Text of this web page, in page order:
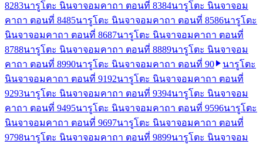
8283นารูโตะ นินจาจอมคาถา ตอนที่ 8384นารูโตะ นินจาจอม
คาถา ตอนที่ 8485นารูโตะ นินจาจอมคาถา ตอนที่ 8586นารูโตะ
นินจาจอมคาถา ตอนที่ 8687นารูโตะ นินจาจอมคาถา ตอนที่
8788นารูโตะ นินจาจอมคาถา ตอนที่ 8889นารูโตะ นินจาจอม
คาถา ตอนที่ 8990นารูโตะ นินจาจอมคาถา ตอนที่ 90
นารูโตะ
นินจาจอมคาถา ตอนที่ 9192นารูโตะ นินจาจอมคาถา ตอนที่
9293นารูโตะ นินจาจอมคาถา ตอนที่ 9394นารูโตะ นินจาจอม
คาถา ตอนที่ 9495นารูโตะ นินจาจอมคาถา ตอนที่ 9596นารูโตะ
นินจาจอมคาถา ตอนที่ 9697นารูโตะ นินจาจอมคาถา ตอนที่
9798นารูโตะ นินจาจอมคาถา ตอนที่ 9899นารูโตะ นินจาจอม